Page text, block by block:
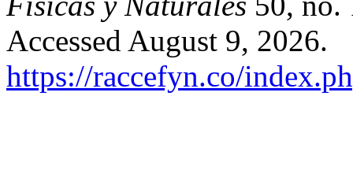
Accessed August 9, 2026.
https://raccefyn.co/